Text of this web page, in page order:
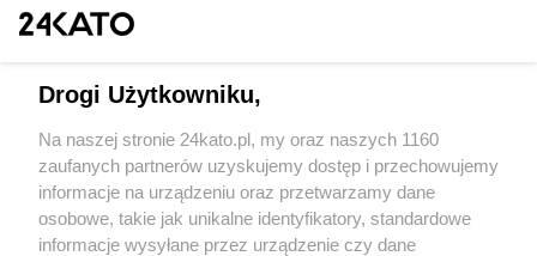
Wydawca mediów lokalnych
Drogi Użytkowniku,
Na naszej stronie 24kato.pl, my oraz naszych 1160
zaufanych partnerów uzyskujemy dostęp i przechowujemy
informacje na urządzeniu oraz przetwarzamy dane
osobowe, takie jak unikalne identyfikatory, standardowe
informacje wysyłane przez urządzenie czy dane